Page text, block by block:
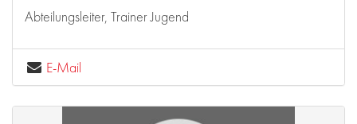
Abteilungsleiter, Trainer Jugend
E-Mail